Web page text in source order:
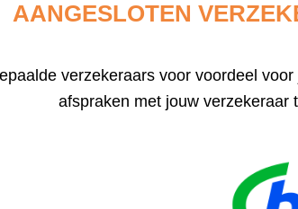
AANGESLOTEN
verzekeraars voor voordeel
afspraken met jouw verzekeraar